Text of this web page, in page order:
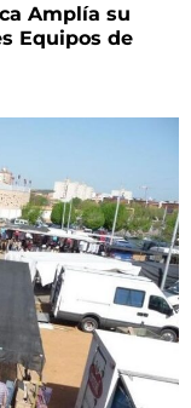
Amplía su
Equipos de